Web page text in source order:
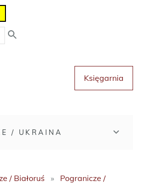
Księgarnia
/ UKRAINA
/ Białoruś
Pogranicze /